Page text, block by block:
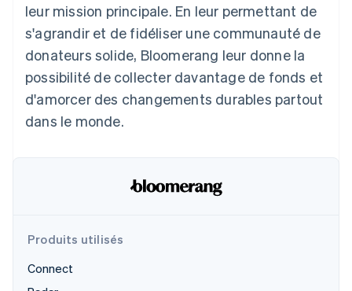
Identity
Vérification de l'identité
Stripe Sessions 2026
leur mission principale. En leur permettant de
s'agrandir et de fidéliser une communauté de
donateurs solide, Bloomerang leur donne la
possibilité de collecter davantage de fonds et
d'amorcer des changements durables partout
dans le monde.
Produits utilisés
Connect